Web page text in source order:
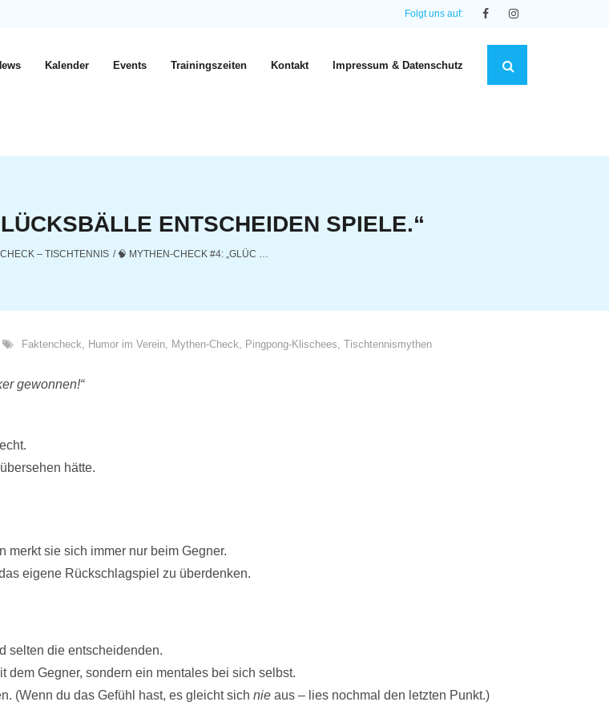
Folgt uns auf:
Kalender Events Trainingszeiten Kontakt Impressum & Datenschutz
ENTSCHEIDEN SPIELE.“
– TISCHTENNIS / 🧠 MYTHEN-CHECK #4: „GLÜC …
Faktencheck, Humor im Verein, Mythen-Check, Pingpong-Klischees, Tischtennismythen
gewonnen!“
hätte.
merkt sie sich immer nur beim Gegner.
eigene Rückschlagspiel zu überdenken.
selten die entscheidenden.
dem Gegner, sondern ein mentales bei sich selbst.
(Wenn du das Gefühl hast, es gleicht sich nie aus – lies nochmal den letzten Punkt.)